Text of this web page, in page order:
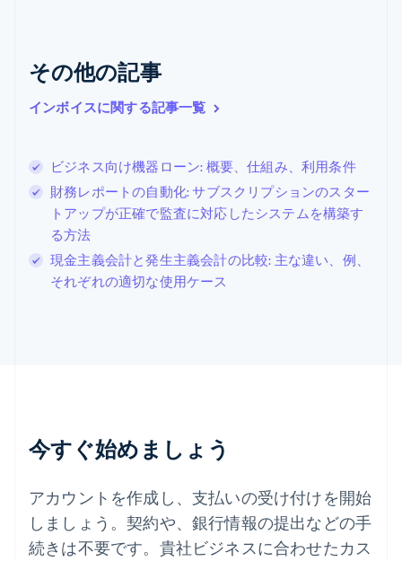
その他の記事
インボイスに関する記事一覧
ビジネス向け機器ローン: 概要、仕組み、利用条件
財務レポートの自動化: サブスクリプションのスター
トアップが正確で監査に対応したシステムを構築す
る方法
現金主義会計と発生主義会計の比較: 主な違い、例、
それぞれの適切な使用ケース
今すぐ始めましょう
アカウントを作成し、支払いの受け付けを開始
しましょう。契約や、銀行情報の提出などの手
続きは不要です。貴社ビジネスに合わせたカス
クロアチア
English Italiano
ジブラルタル
English 简体中文
スイス
DeutschFrançaisItalianoEnglish
スウェーデン
Svenska
スペイン
EspañolEnglish
スロバキア
English
Deutsch English
ニュージーランド
English
ノルウェー